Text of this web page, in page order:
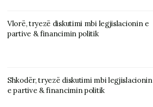
Vlorë, tryezë diskutimi mbi legjislacionin e
partive & financimin politik
Shkodër, tryezë diskutimi mbi legjislacionin
e partive & financimin politik